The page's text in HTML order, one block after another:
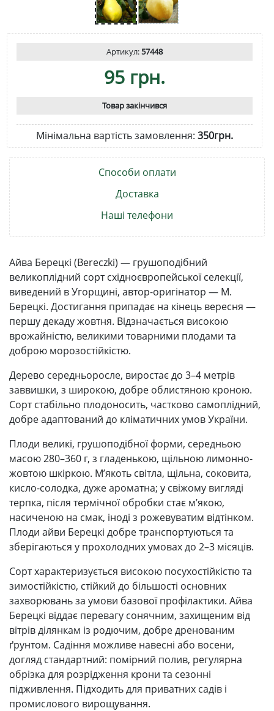
Артикул:57448
95 грн.
Товар закінчився
Мінімальна вартість замовлення: 350грн.
Способи оплати
Доставка
Наші телефони
Айва Берецкі (Bereczki) — грушоподібний
великоплідний сорт східноєвропейської селекції,
виведений в Угорщині, автор-оригінатор — М.
Берецкі. Достигання припадає на кінець вересня —
першу декаду жовтня. Відзначається високою
врожайністю, великими товарними плодами та
доброю морозостійкістю.
Дерево середньоросле, виростає до 3–4 метрів
заввишки, з широкою, добре облистяною кроною.
Сорт стабільно плодоносить, частково самоплідний,
добре адаптований до кліматичних умов України.
Плоди великі, грушоподібної форми, середньою
масою 280–360 г, з гладенькою, щільною лимонно-
жовтою шкіркою. М’якоть світла, щільна, соковита,
кисло-солодка, дуже ароматна; у свіжому вигляді
терпка, після термічної обробки стає м’якою,
насиченою на смак, іноді з рожевуватим відтінком.
Плоди айви Берецкі добре транспортуються та
зберігаються у прохолодних умовах до 2–3 місяців.
Сорт характеризується високою посухостійкістю та
зимостійкістю, стійкий до більшості основних
захворювань за умови базової профілактики. Айва
Берецкі віддає перевагу сонячним, захищеним від
вітрів ділянкам із родючим, добре дренованим
ґрунтом. Садіння можливе навесні або восени,
догляд стандартний: помірний полив, регулярна
обрізка для розрідження крони та сезонні
підживлення. Підходить для приватних садів і
промислового вирощування.